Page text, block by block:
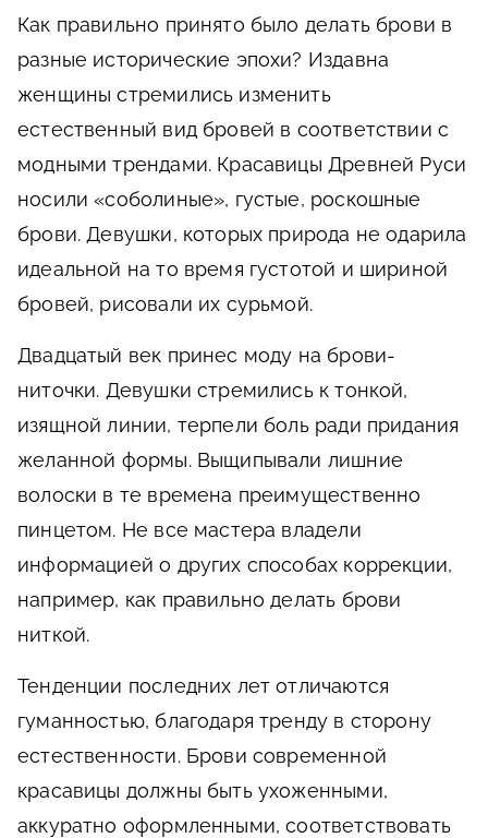
Как правильно принято было делать брови в
разные исторические эпохи? Издавна
женщины стремились изменить
естественный вид бровей в соответствии с
модными трендами. Красавицы Древней Руси
носили «соболиные», густые, роскошные
брови. Девушки, которых природа не одарила
идеальной на то время густотой и шириной
бровей, рисовали их сурьмой.
Двадцатый век принес моду на брови-
ниточки. Девушки стремились к тонкой,
изящной линии, терпели боль ради придания
желанной формы. Выщипывали лишние
волоски в те времена преимущественно
пинцетом. Не все мастера владели
информацией о других способах коррекции,
например, как правильно делать брови
ниткой.
Тенденции последних лет отличаются
гуманностью, благодаря тренду в сторону
естественности. Брови современной
красавицы должны быть ухоженными,
аккуратно оформленными, соответствовать